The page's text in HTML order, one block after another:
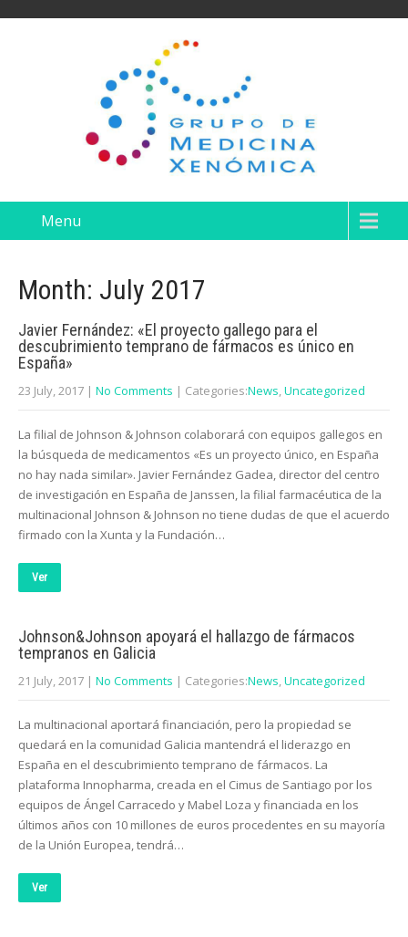
Menu
Month: July 2017
Javier Fernández: «El proyecto gallego para el
descubrimiento temprano de fármacos es único en
España»
23 July, 2017 | No Comments | Categories:News,Uncategorized
La filial de Johnson & Johnson colaborará con equipos gallegos en
la búsqueda de medicamentos «Es un proyecto único, en España
no hay nada similar». Javier Fernández Gadea, director del centro
de investigación en España de Janssen, la filial farmacéutica de la
multinacional Johnson & Johnson no tiene dudas de que el acuerdo
firmado con la Xunta y la Fundación…
Ver
Johnson&Johnson apoyará el hallazgo de fármacos
tempranos en Galicia
21 July, 2017 | No Comments | Categories:News,Uncategorized
La multinacional aportará financiación, pero la propiedad se
quedará en la comunidad Galicia mantendrá el liderazgo en
España en el descubrimiento temprano de fármacos. La
plataforma Innopharma, creada en el Cimus de Santiago por los
equipos de Ángel Carracedo y Mabel Loza y financiada en los
últimos años con 10 millones de euros procedentes en su mayoría
de la Unión Europea, tendrá…
Ver